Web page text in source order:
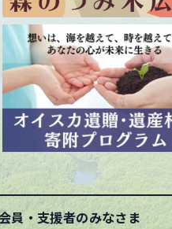
員・支援者のみなさま